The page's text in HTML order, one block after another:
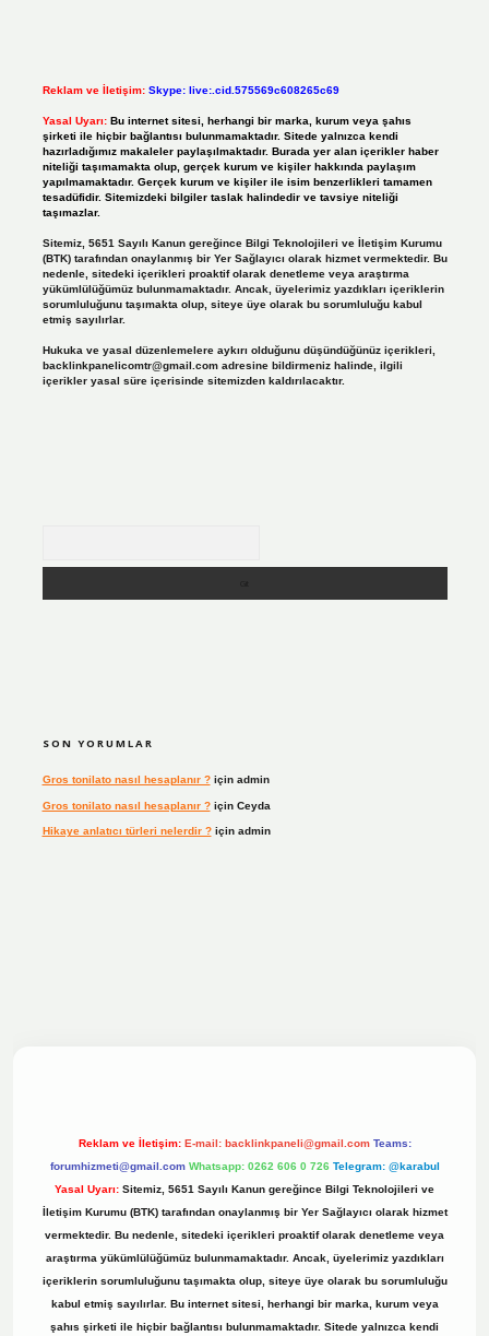
Reklam ve İletişim: Skype: live:.cid.575569c608265c69
Yasal Uyarı: Bu internet sitesi, herhangi bir marka, kurum veya şahıs
şirketi ile hiçbir bağlantısı bulunmamaktadır. Sitede yalnızca kendi
hazırladığımız makaleler paylaşılmaktadır. Burada yer alan içerikler haber
niteliği taşımamakta olup, gerçek kurum ve kişiler hakkında paylaşım
yapılmamaktadır. Gerçek kurum ve kişiler ile isim benzerlikleri tamamen
tesadüfidir. Sitemizdeki bilgiler taslak halindedir ve tavsiye niteliği
taşımazlar.
Sitemiz, 5651 Sayılı Kanun gereğince Bilgi Teknolojileri ve İletişim Kurumu
(BTK) tarafından onaylanmış bir Yer Sağlayıcı olarak hizmet vermektedir. Bu
nedenle, sitedeki içerikleri proaktif olarak denetleme veya araştırma
yükümlülüğümüz bulunmamaktadır. Ancak, üyelerimiz yazdıkları içeriklerin
sorumluluğunu taşımakta olup, siteye üye olarak bu sorumluluğu kabul
etmiş sayılırlar.
Hukuka ve yasal düzenlemelere aykırı olduğunu düşündüğünüz içerikleri,
backlinkpanelicomtr@gmail.comadresine bildirmeniz halinde, ilgili
içerikler yasal süre içerisinde sitemizden kaldırılacaktır.
SON YORUMLAR
Gros tonilato nasıl hesaplanır ?için admin
Gros tonilato nasıl hesaplanır ?için Ceyda
Hikaye anlatıcı türleri nelerdir ?için admin
Reklam ve İletişim: E-mail: backlinkpaneli@gmail.com Teams:
forumhizmeti@gmail.com Whatsapp: 0262 606 0 726 Telegram: @karabul
Yasal Uyarı: Sitemiz, 5651 Sayılı Kanun gereğince Bilgi Teknolojileri ve
İletişim Kurumu (BTK) tarafından onaylanmış bir Yer Sağlayıcı olarak hizmet
vermektedir. Bu nedenle, sitedeki içerikleri proaktif olarak denetleme veya
araştırma yükümlülüğümüz bulunmamaktadır. Ancak, üyelerimiz yazdıkları
içeriklerin sorumluluğunu taşımakta olup, siteye üye olarak bu sorumluluğu
kabul etmiş sayılırlar. Bu internet sitesi, herhangi bir marka, kurum veya
şahıs şirketi ile hiçbir bağlantısı bulunmamaktadır. Sitede yalnızca kendi